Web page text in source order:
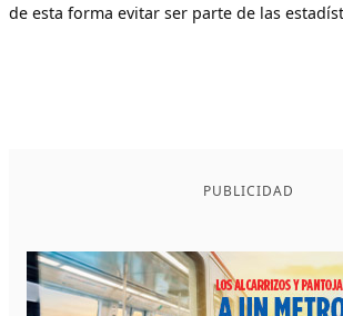
de esta forma evitar ser parte de las
PUBLICIDAD